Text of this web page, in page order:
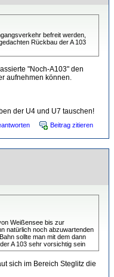
befreit werden,
Rückbau der A 103
"Noch-A103" den
aufnehmen können.
der U4 und U7 tauschen!
Beitrag zitieren
Weißensee bis zur
natürlich noch abzuwartenden
sollte man mit dem dann
A 103 sehr vorsichtig sein
sich im Bereich Steglitz die